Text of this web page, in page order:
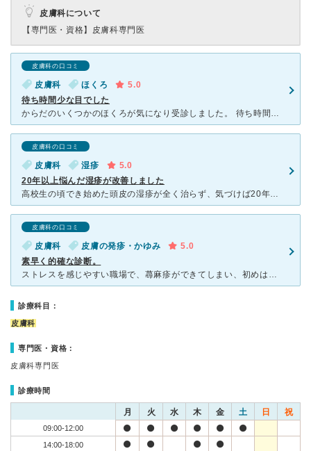
皮膚科について
【専門医・資格】 皮膚科専門医
皮膚科の口コミ
皮膚科 ほくろ
5.0
待ち時間少な目でした
からだのいくつかのほくろが気になり受診しました。 待ち時間はそれほどなく、順々にすばやくダーモスコープで診て、すぐに診断をつけてくれました。 あまり皮膚科にかかったことがないのですが、思っていたよ
皮膚科の口コミ
皮膚科 湿疹
5.0
20年以上悩んだ湿疹が改善しました
高校生の頃でき始めた頭皮の湿疹が全く治らず、気づけば20年以上経っていました。引っ越しの度にあちこちの皮膚科に行きました。でも寝ているうちに掻いてしまうので、全くよくならなかったのが、ここの皮膚科に通
皮膚科の口コミ
皮膚科 皮膚の発疹・かゆみ
5.0
素早く的確な診断。
ストレスを感じやすい職場で、蕁麻疹ができてしまい、初めは違う病院に行きましたが、 頓珍漢な診断をされてしまい(思い当たる節を聞かれ、前日にゆで卵を3つほど食べました、というと、じゃあ卵が原因ですね、
診療科目：
皮膚科
専門医・資格：
皮膚科専門医
診療時間
月 火 水 木 金 土 日 祝
09:00-12:00
14:00-18:00